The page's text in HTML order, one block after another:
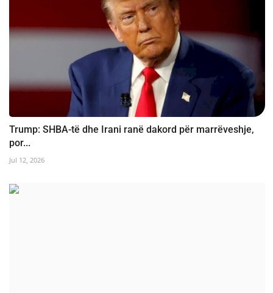
Trump: SHBA-të dhe Irani ranë dakord për marrëveshje,
por...
Jul 12, 2026